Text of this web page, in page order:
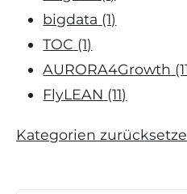
bigdata (1)
TOC (1)
AURORA4Growth
FlyLEAN (11)
Kategorien